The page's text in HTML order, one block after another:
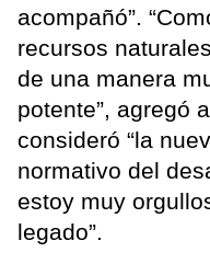
acompañó”.
recursos
de una manera
potente”, agregó
consideró “la
normativo del
estoy muy
legado”.